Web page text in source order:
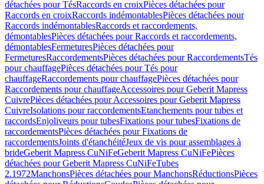
détachées pour TésRaccords en croixPièces détachées pour
Raccords en croixRaccords indémontablesPièces détachées pour
Raccords indémontablesRaccords et raccordements,
démontablesPièces détachées pour Raccords et raccordements,
démontablesFermeturesPièces détachées pour
FermeturesRaccordementsPièces détachées pour RaccordementsTés
pour chauffagePièces détachées pour Tés pour
chauffageRaccordements pour chauffagePièces détachées pour
Raccordements pour chauffageAccessoires pour Geberit Mapress
CuivrePièces détachées pour Accessoires pour Geberit Mapress
CuivreIsolations pour raccordementsEtanchements pour tubes et
raccordsEnjoliveurs pour tubesFixations pour tubesFixations de
raccordementsPièces détachées pour Fixations de
raccordementsJoints d'étanchéitéJeux de vis pour assemblages à
brideGeberit Mapress CuNiFeGeberit Mapress CuNiFePièces
détachées pour Geberit Mapress CuNiFeTubes
2.1972ManchonsPièces détachées pour ManchonsRéductionsPièces